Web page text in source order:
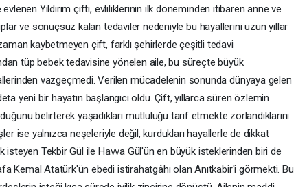
evlenen Yıldırımçifti, evliliklerinin ilkdöneminden itibarenanneve
ve sonuçsuzkalan tedavilernedeniylebu hayalleriniuzunyıllar
kaybetmeyen çift, farklışehirlerdeçeşitli tedavi
tüpbebektedavisineyönelen aile,bu süreçtebüyük
vazgeçmedi.Verilen mücadelenin sonundadünyaya gelen
yeni birhayatın başlangıcıoldu.Çift,yıllarcasürenözlemin
belirterekyaşadıkları mutluluğu tarif etmekte zorlandıklarını
ise yalnızcaneşeleriyle değil,kurduklarıhayallerlede dikkat
isteyen TekbirGül ile Havva Gül'ünen büyük isteklerindenbiride
KemalAtatürk'ünebedi istirahatgâhıolanAnıtkabir'i görmekti.Bu